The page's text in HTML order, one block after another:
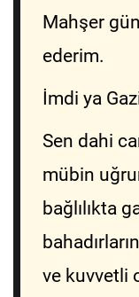
Mahşer
ederim.
İmdi ya
Sen dahi
mübin
bağlılıkta
ve kuvvetli